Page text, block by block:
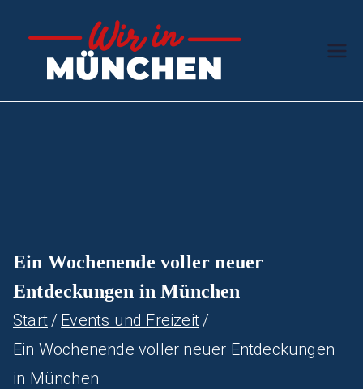
Inhalt
springen
Münc
Ein Wochenende voller neuer
Entdeckungen in München
Start
Events und Freizeit
Ein Wochenende voller neuer Entdeckungen
in München